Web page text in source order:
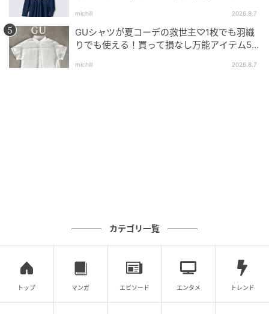
〈上から〉
エルメス
メゾンを象徴するチェーンの形のクラスプやクラシカ
持つだけで金運がUPしそうなライトゴールドに、ブラ
ンドロゴのステッチが華やかに映えて。お札入れにカ
ードも入れられる仕切りが入った、高い収納力も魅
michill 2026.8.7
GUシャツが夏コーデの救世主♡1枚でも羽織
りでも使える！買って損なし万能アイテム5
michill 2026.8.7
カテゴリ一覧
トップ マンガ エピソード エンタメ トレンド